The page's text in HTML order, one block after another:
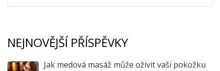
NEJNOVĚJŠÍ PŘÍSPĚVKY
Jak medová masáž může oživit vaši pokožku